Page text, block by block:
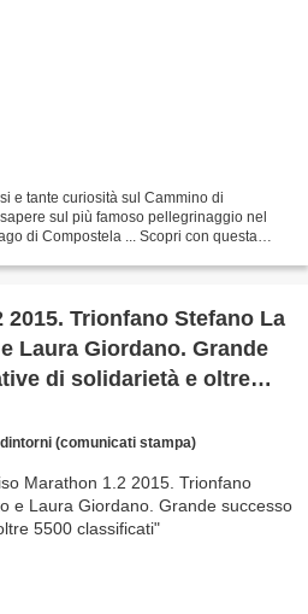
e tante curiosità sul Cammino di
sul più famoso pellegrinaggio nel
di Compostela ... Scopri con questa
2015. Trionfano Stefano La
Laura Giordano. Grande
di solidarietà e oltre
(comunicati stampa)